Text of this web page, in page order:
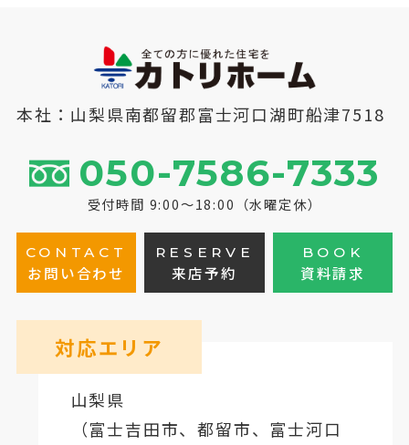
本社：山梨県南都留郡富士河口湖町船津7518
050-7586-7333
受付時間 9:00～18:00（水曜定休）
CONTACT
お問い合わせ
RESERVE
来店予約
BOOK
資料請求
対応エリア
山梨県
（富士吉田市、都留市、 富士河口